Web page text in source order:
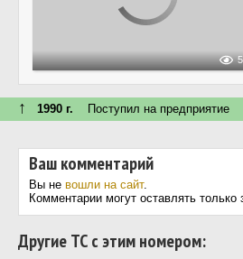
↑ 1990 г. Поступил на предприятие
Ваш комментарий
Вы не вошли на сайт.
Комментарии могут оставлять
Другие ТС с этим номером: